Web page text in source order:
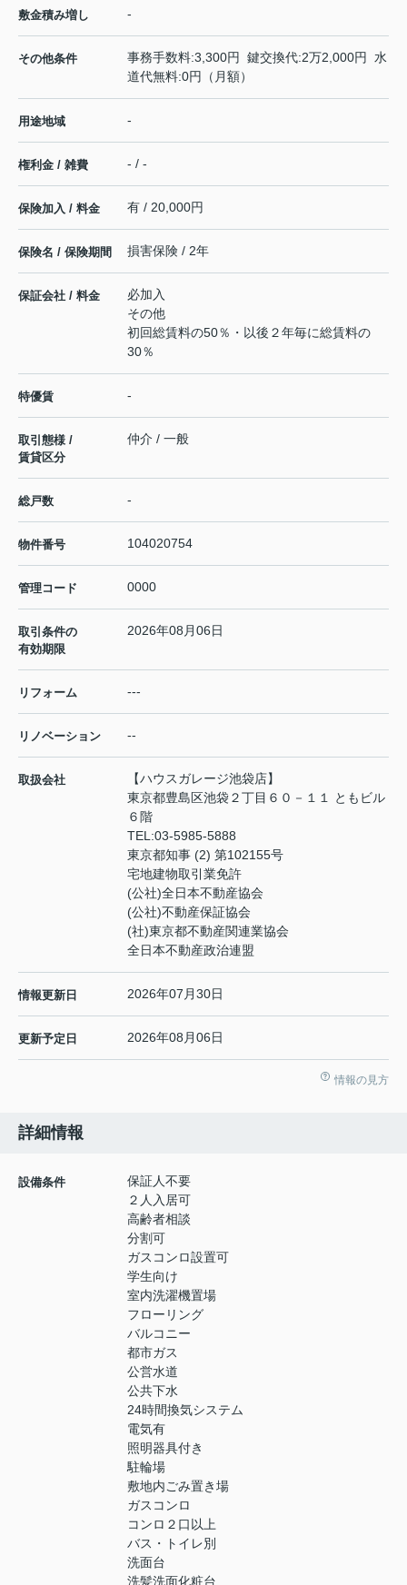
敷金積み増し -
その他条件
事務手数料:3,300円 鍵交換代:2万2,000円 水
道代無料:0円（月額）
用途地域 -
権利金 / 雑費 - / -
保険加入 / 料金 有 / 20,000円
保険名 / 保険期間 損害保険 / 2年
保証会社 / 料金
必加入
その他
初回総賃料の50％・以後２年毎に総賃料の
30％
特優賃 -
取引態様 /
賃貸区分
仲介 / 一般
総戸数 -
物件番号 104020754
管理コード 0000
取引条件の
有効期限
2026年08月06日
リフォーム ---
リノベーション --
取扱会社
【ハウスガレージ池袋店】
東京都豊島区池袋２丁目６０－１１ ともビル
６階
TEL:03-5985-5888
東京都知事 (2) 第102155号
宅地建物取引業免許
(公社)全日本不動産協会
(公社)不動産保証協会
(社)東京都不動産関連業協会
全日本不動産政治連盟
情報更新日 2026年07月30日
更新予定日 2026年08月06日
情報の見方
詳細情報
設備条件
保証人不要
２人入居可
高齢者相談
分割可
ガスコンロ設置可
学生向け
室内洗濯機置場
フローリング
バルコニー
都市ガス
公営水道
公共下水
24時間換気システム
電気有
照明器具付き
駐輪場
敷地内ごみ置き場
ガスコンロ
コンロ２口以上
バス・トイレ別
洗面台
洗髪洗面化粧台